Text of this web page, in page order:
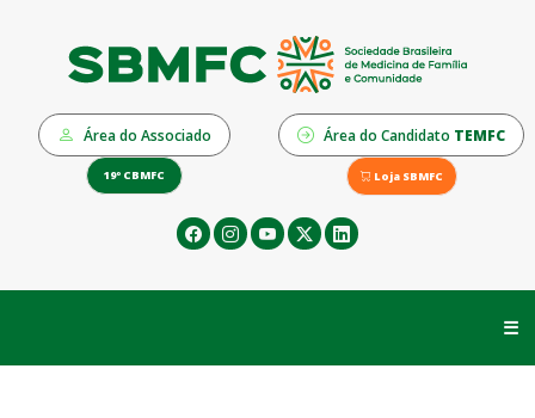
Área do Associado Área do Candidato TEMFC
19º CBMFC Loja SBMFC
☰